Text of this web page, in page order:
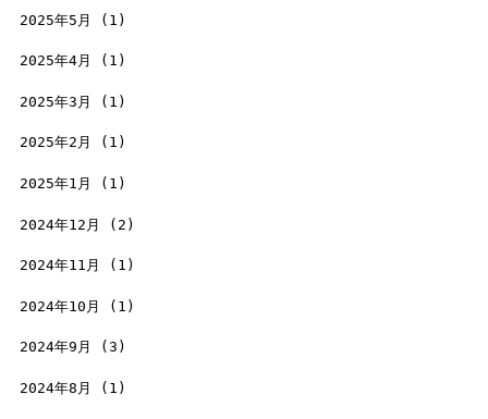
2025年5月 (1)
2025年4月 (1)
2025年3月 (1)
2025年2月 (1)
2025年1月 (1)
2024年12月 (2)
2024年11月 (1)
2024年10月 (1)
2024年9月 (3)
2024年8月 (1)